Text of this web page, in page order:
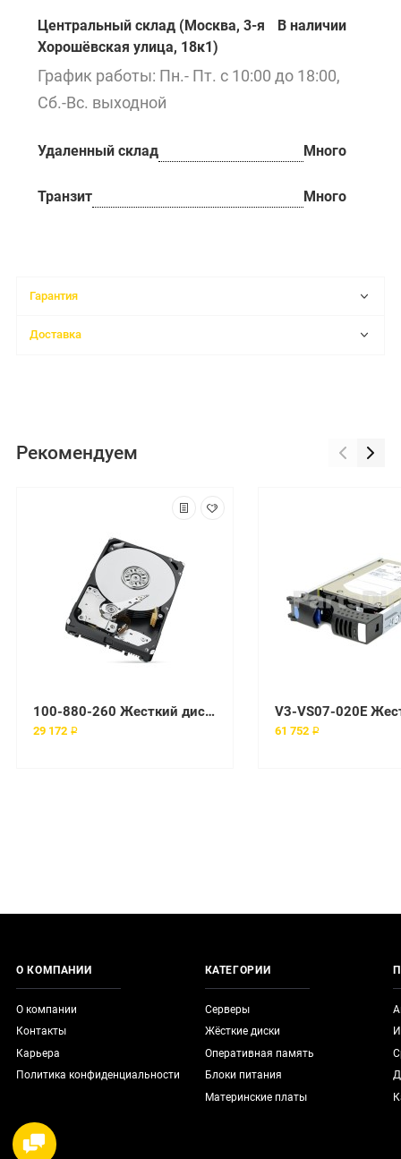
Центральный склад (Москва, 3-я
Хорошёвская улица, 18к1)
В наличии
График работы: Пн.- Пт. с 10:00 до 18:00,
Сб.-Вс. выходной
Удаленный склад Много
Транзит Много
Гарантия
Доставка
Рекомендуем
100-880-260 Жесткий диск EMC 10000 об/мин FC
29 172 ₽ 61 752 ₽
О КОМПАНИИ
О компании
Контакты
Карьера
Политика конфиденциальности
КАТЕГОРИИ
Серверы
Жёсткие диски
Оперативная память
Блоки питания
Материнские платы